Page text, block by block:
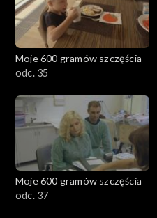
Moje 600 gramów szczęścia
odc. 35
Moje 600 gramów szczęścia
odc. 37